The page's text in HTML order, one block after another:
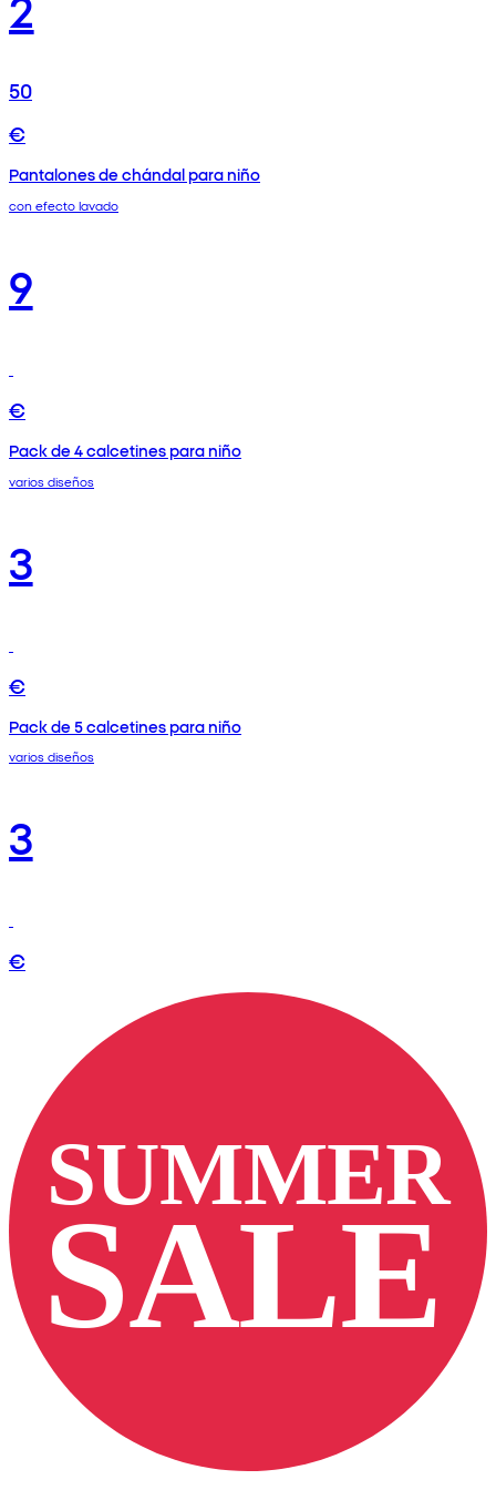
50
€
Pantalones de chándal para niño
con efecto lavado
9
€
Pack de 4 calcetines para niño
varios diseños
3
€
Pack de 5 calcetines para niño
varios diseños
3
€